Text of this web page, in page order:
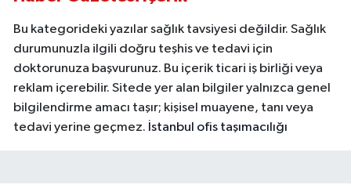
Bu kategorideki yazılar sağlık tavsiyesi değildir. Sağlık
durumunuzla ilgili doğru teşhis ve tedavi için
doktorunuza başvurunuz. Bu içerik ticari iş birliği veya
reklam içerebilir. Sitede yer alan bilgiler yalnızca genel
bilgilendirme amacı taşır; kişisel muayene, tanı veya
tedavi yerine geçmez. İstanbul ofis taşımacılığı